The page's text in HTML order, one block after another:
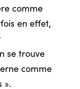
comme
en effet,
se trouve
comme
».